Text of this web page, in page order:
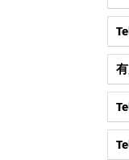
→
選
→
冬
→
6-
→
Tell